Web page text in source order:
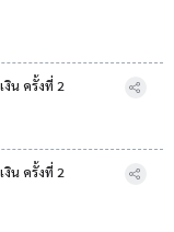
น ครั้งที่ 2
น ครั้งที่ 2